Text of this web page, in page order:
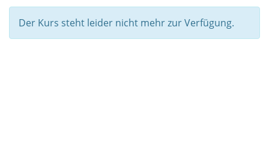
Der Kurs steht leider nicht mehr zur Verfügung.